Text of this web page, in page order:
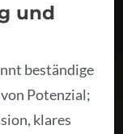
und
beständige
Potenzial;
klares